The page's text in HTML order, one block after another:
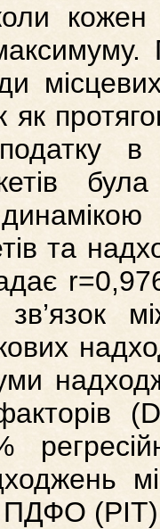
кожен
в
та
ПДФО